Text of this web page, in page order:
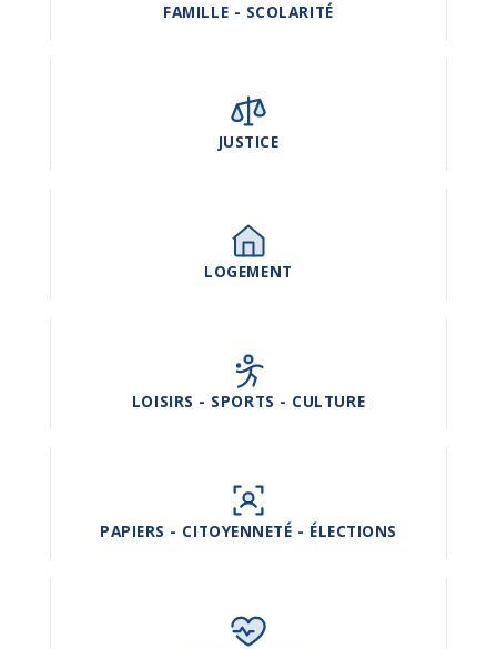
FAMILLE - SCOLARITÉ
JUSTICE
LOGEMENT
LOISIRS - SPORTS - CULTURE
PAPIERS - CITOYENNETÉ - ÉLECTIONS